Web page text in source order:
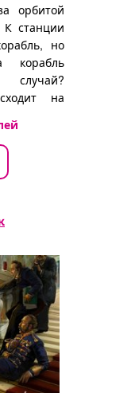
орбитой
К станции
но
корабль
случай?
на